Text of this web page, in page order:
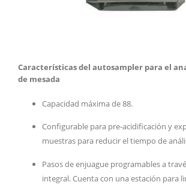
Características del autosampler para el
de mesada
Capacidad máxima de 88.
Configurable para pre-acidificación y
muestras para reducir el tiempo de
Pasos de enjuague programables a
integral. Cuenta con una estación para